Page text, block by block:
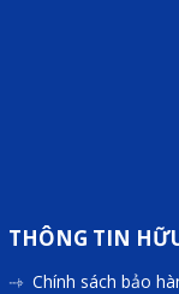
THÔNG TIN
Chính sách bảo